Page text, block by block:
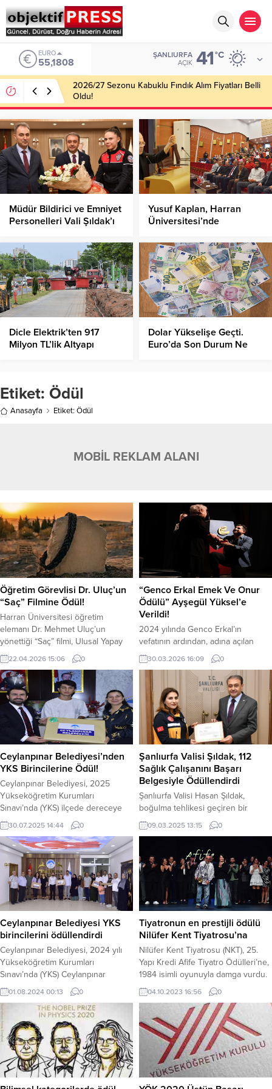
ALTIN
6.662,82
ŞANLIURFA
AÇIK 41°C
Haliliye Belediyesi Her Gün 4 Bin 898 Kişiye Sıcak
Yemek Ulaştırıyor!
Müdür Bildirici ve Emniyet
Personelleri Vali Şıldak’ı
Yusuf Kaplan, Harran
Üniversitesi’nde
Öncü Kuşak’ Konferansı!
Dicle Elektrik’ten 917
Milyon TL’lik Altyapı
Dolar Yükselişe Geçti.
Euro’da Son Durum Ne
Etiket: Ödül
Anasayfa Etiket: Ödül
MOBİL REKLAM ALANI
Öğretim Görevlisi Dr. Uluç’un
“Saç” Filmine Ödül!
Harran Üniversitesi öğretim
elemanı Dr. Mehmet Uluç’un
yönettiği “Saç” filmi, Ulusal Yapay
Zeka Film Festivali’nde birincilik
ödülünü kazandı. Aydın Adnan
Menderes Üniversitesi tarafından
bu yıl ikincisi düzenlenen Ulusal
Yapay Zeka Film Festivali’nde,
Harran Üniversitesi öğretim
elemanı Dr. Mehmet Uluç’un
yönettiği “Saç” filmi birincilik
ödülüne layık görüldü. Yapay zeka
temalı üretimler...
22.04.2026 15:06 0
“Genco Erkal Emek Ve Onur
Ödülü” Ayşegül Yüksel’e
Verildi!
2024 yılında Genco Erkal’ın
vefatının ardından, adına açılan
sahnede yapılan anma
törenindekonuşan Eskişehir
Büyükşehir Belediye Başkanı Ayşe
Ünlüce, usta sanatçı Genco
Erkal’ınadını yaşatacakları bir ödül
verilmesi önerisinde bulunmuştu.
Sezon içerisinde Ayşe
Ünlücebaşkanlığında toplanan
Şehir Tiyatroları yönetimi, 2025 yılı
Genco Erkal Emek ve
OnurÖdülü’nün ilkini; Türk
Tiyatrosuna ve özelde Genco
Erkal...
30.03.2026 16:09 0
Ceylanpınar Belediyesi’nden
YKS Birincilerine Ödül!
Ceylanpınar Belediyesi, 2025
Yükseköğretim Kurumları
Sınavı’nda (YKS) ilçede dereceye
giren öğrencileri ödüllendirdi.
Başarılı öğrencilerin
motivasyonunu artırmak ve
başarılarını takdir etmek amacıyla
düzenlenen törende, Sayısal,
Sözel, Eşit Ağırlık ve Yabancı Dil
puan türlerinde ilçe birincisi olan
öğrenciler ödüllerini aldı. Törene,
Belediye Eşbaşkanları Uğur
Kahraman ve Dilan Ablay Saldanlı
ile belediye meclis...
30.07.2025 14:44 0
Şanlıurfa Valisi Şıldak, 112
Sağlık Çalışanını Başarı
Belgesiyle Ödüllendirdi
Şanlıurfa Valisi Hasan Şıldak,
boğulma tehlikesi geçiren bir
bebeği kurtaran 112 sağlık çalışanı
Zehra Tankuş’u başarı belgesi ile
geçtiğimiz gün boğulma tehlikesi
geçiren bir bebeğin annesine
uygulattığı Heimlich manevrasıyla
tekrar nefes almasını sağlayan
sağlık çalışanı Zehra Tankuş’u
tebrik ederek, başarı belgesi ile
ödüllendirdi. Vali Şıldak, İl...
09.03.2025 13:15 0
Ceylanpınar Belediyesi YKS
birincilerini ödüllendirdi
Ceylanpınar Belediyesi, 2024 yılı
Yükseköğretim Kurumları
Sınavı’nda (YKS) Ceylanpınar
birincisi olan öğrencileri
ödüllendirdi. Ceylanpınar
Belediyesi, motivasyonu artırmak
ve başarılarını takdir etmek
amacıyla, Haziran ayında yapılan
Yüksek Öğretim Kurumları
Sınavı’nda, başarılı olan öğrencileri
ödüllendirdi. Sayısal, Eşit Ağırlık,
Sözel ve Yabancı dil alanında
01.08.2024 00:13 0
Tiyatronun en prestijli ödülü
Nilüfer Kent Tiyatrosu’na
Nilüfer Kent Tiyatrosu (NKT), 25.
Yapı Kredi Afife Tiyatro Ödülleri’ne,
1984 isimli oyunuyla damga vurdu.
NKT, düzenlenen gecede 4 dalda
ödül aldı. 1984, “Yılın En Başarılı
Oyunu” seçilirken, oyunun
yönetmeni Murat Daltaban da “Yılın
En Başarılı Yönetmeni” ödülünün
sahibi oldu. “Yılın En Başarılı Sahne
Tasarımı” ödülünü Burak Etöz ve
Cem...
04.10.2023 16:56 0